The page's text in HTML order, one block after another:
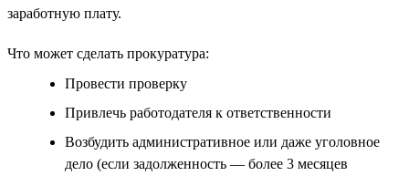
заработную плату.
Что может сделать прокуратура:
Провести проверку
Привлечь работодателя к ответственности
Возбудить административное или даже уголовное
дело (если задолженность — более 3 месяцев